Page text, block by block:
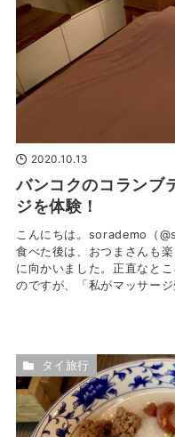
2020.10.13
バンコクのコランブ
ジを体験！
こんにちは。sorademo（
食べた後は、おつまさんも
に向かいました。正直なと
のですが、「私がマッサー
タイ旅行